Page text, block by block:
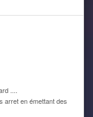
....
arret en émettant des